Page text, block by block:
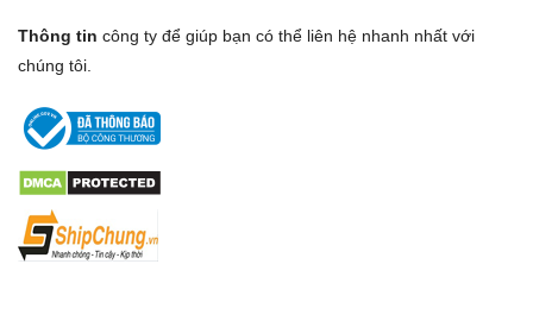
Thông tin công ty để giúp bạn có thể liên hệ nhanh nhất với
chúng tôi.